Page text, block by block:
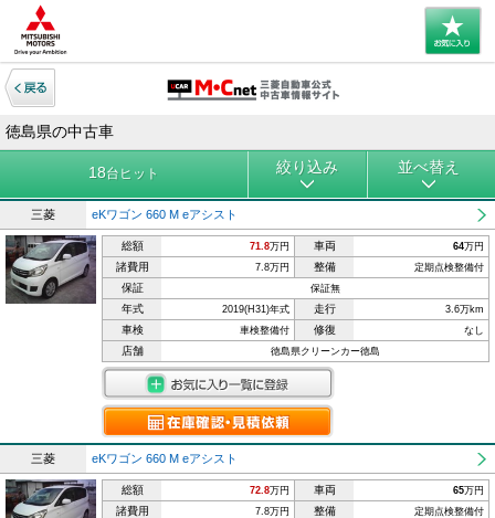
徳島県の中古車
18台ヒット 絞り込み 並べ替え
三菱 eKワゴン 660 M eアシスト
総額 71.8万円 車両 64万円
諸費用 7.8万円 整備 定期点検整備付
保証 保証無
年式 2019(H31)年式 走行 3.6万km
車検 車検整備付 修復 なし
店舗 徳島県クリーンカー徳島
三菱 eKワゴン 660 M eアシスト
総額 72.8万円 車両 65万円
諸費用 7.8万円 整備 定期点検整備付